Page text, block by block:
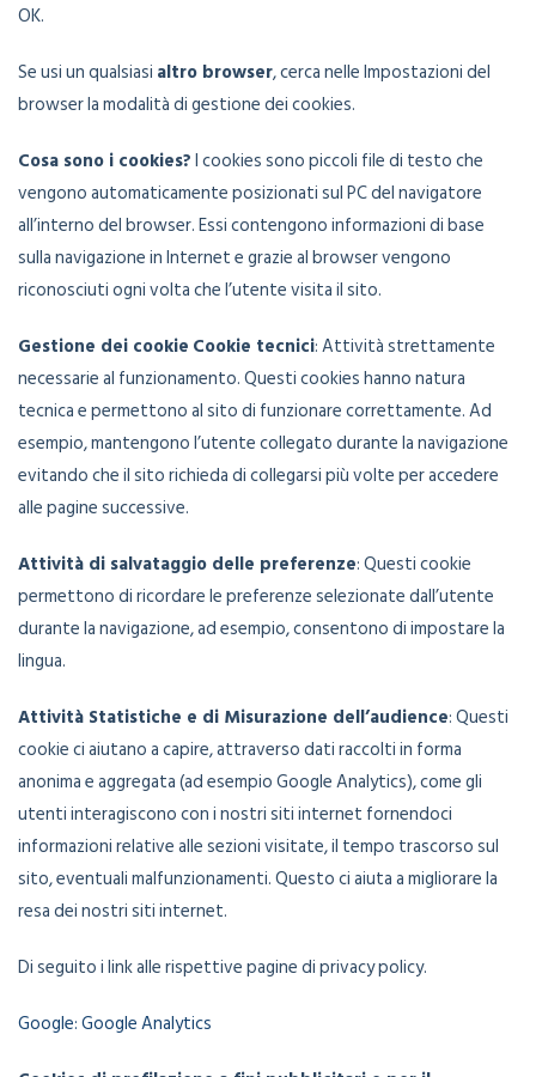
OK.
Se usi un qualsiasi altro browser, cerca nelle Impostazioni del
browser la modalità di gestione dei cookies.
Cosa sono i cookies?I cookies sono piccoli file di testo che
vengono automaticamente posizionati sul PC del navigatore
all’interno del browser. Essi contengono informazioni di base
sulla navigazione in Internet e grazie al browser vengono
riconosciuti ogni volta che l’utente visita il sito.
Gestione dei cookie Cookie tecnici: Attività strettamente
necessarie al funzionamento. Questi cookies hanno natura
tecnica e permettono al sito di funzionare correttamente. Ad
esempio, mantengono l’utente collegato durante la navigazione
evitando che il sito richieda di collegarsi più volte per accedere
alle pagine successive.
Attività di salvataggio delle preferenze: Questi cookie
permettono di ricordare le preferenze selezionate dall’utente
durante la navigazione, ad esempio, consentono di impostare la
lingua.
Attività Statistiche e di Misurazione dell’audience: Questi
cookie ci aiutano a capire, attraverso dati raccolti in forma
anonima e aggregata (ad esempio Google Analytics), come gli
utenti interagiscono con i nostri siti internet fornendoci
informazioni relative alle sezioni visitate, il tempo trascorso sul
sito, eventuali malfunzionamenti. Questo ci aiuta a migliorare la
resa dei nostri siti internet.
Di seguito i link alle rispettive pagine di privacy policy.
Google: Google Analytics